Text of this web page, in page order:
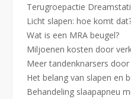
Terugroepactie
Licht slapen: hoe komt
Wat is een MRA beugel?
Miljoenen kosten door
Meer tandenknarsers
Het belang van slapen en
Behandeling slaapapneu